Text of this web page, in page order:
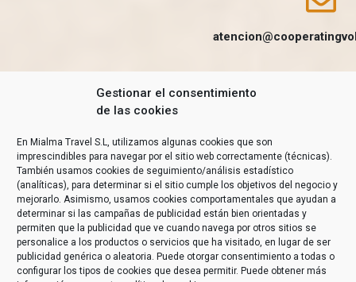
Gestionar el consentimiento
de las cookies
En Mialma Travel S.L, utilizamos algunas cookies que son
imprescindibles para navegar por el sitio web correctamente (técnicas).
También usamos cookies de seguimiento/análisis estadístico
(analíticas), para determinar si el sitio cumple los objetivos del negocio y
mejorarlo. Asimismo, usamos cookies comportamentales que ayudan a
determinar si las campañas de publicidad están bien orientadas y
permiten que la publicidad que ve cuando navega por otros sitios se
personalice a los productos o servicios que ha visitado, en lugar de ser
publicidad genérica o aleatoria. Puede otorgar consentimiento a todas o
configurar los tipos de cookies que desea permitir. Puede obtener más